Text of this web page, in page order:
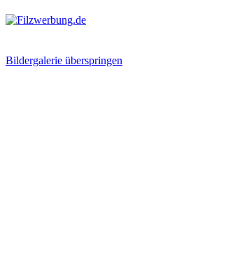
Bildergalerie überspringen